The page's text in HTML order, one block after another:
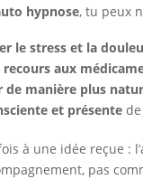
hypnose, tu peux
le stress et la
recours aux
de manière plus
et présente
à une idée reçue :
pas